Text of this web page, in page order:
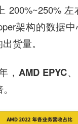
200%~250%
架构的数据
货量。
，AMD EPYC